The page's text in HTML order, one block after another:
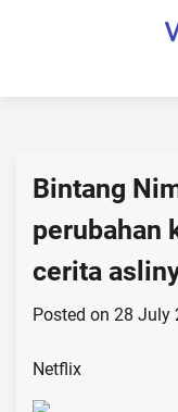
Bintang
perubahan
cerita
Posted on 28 July
Netflix